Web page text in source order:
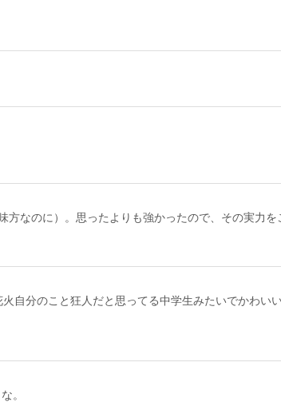
なのに）。思ったよりも強かったので、その実力を
自分のこと狂人だと思ってる中学生みたいでかわい
。